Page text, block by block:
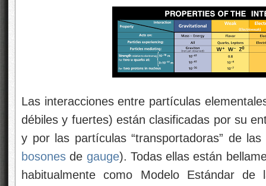
Las interacciones entre partículas
débiles y fuertes) están clasificadas por su
y por las partículas “transportadoras” de
bosones de gauge). Todas ellas están
habitualmente como Modelo Estándar de